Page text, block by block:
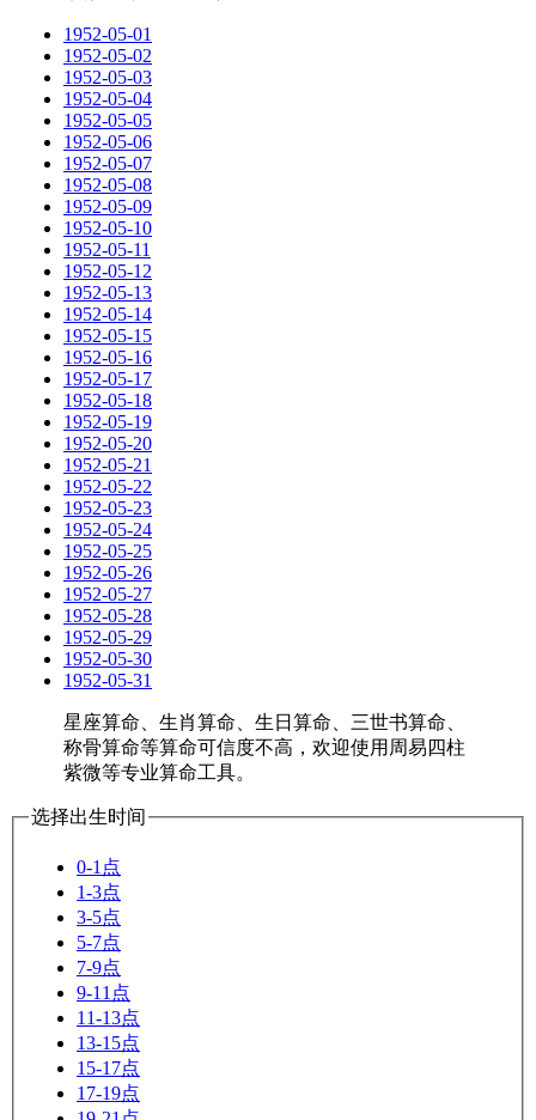
1952-05-01
1952-05-02
1952-05-03
1952-05-04
1952-05-05
1952-05-06
1952-05-07
1952-05-08
1952-05-09
1952-05-10
1952-05-11
1952-05-12
1952-05-13
1952-05-14
1952-05-15
1952-05-16
1952-05-17
1952-05-18
1952-05-19
1952-05-20
1952-05-21
1952-05-22
1952-05-23
1952-05-24
1952-05-25
1952-05-26
1952-05-27
1952-05-28
1952-05-29
1952-05-30
1952-05-31
星座算命、生肖算命、生日算命、三世书算命、
称骨算命等算命可信度不高，欢迎使用周易四柱
紫微等专业算命工具。
选择出生时间
0-1点
1-3点
3-5点
5-7点
7-9点
9-11点
11-13点
13-15点
15-17点
17-19点